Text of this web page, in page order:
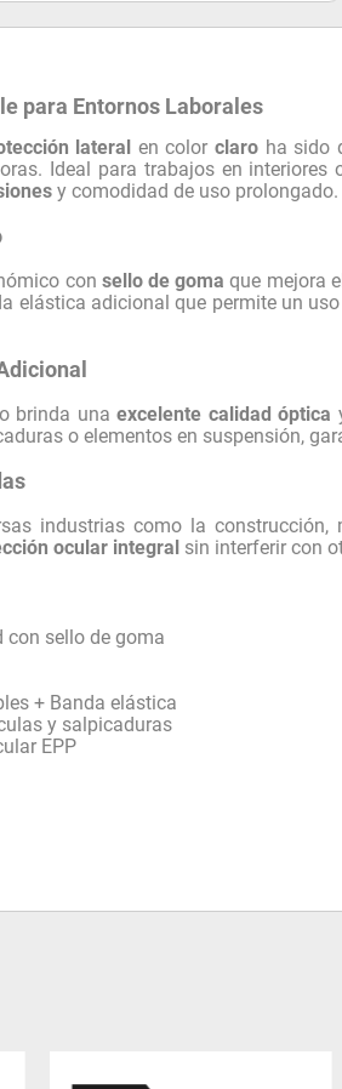
para Entornos Laborales
lateral en color claro ha sido
Ideal para trabajos en
y comodidad de uso prolongado.
con sello de goma que mejora
elástica adicional que permite un
brinda unaexcelente calidad óptica
o elementos en suspensión,
industrias como la
ocular integral sin interferir con
con sello de goma
+ Banda elástica
y salpicaduras
EPP